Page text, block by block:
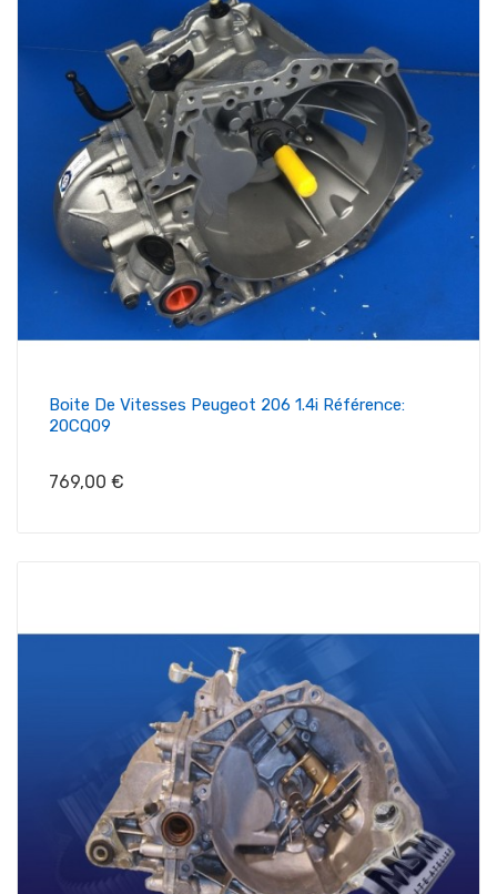
Boite De Vitesses Peugeot 206 1.4i Référence:
20CQ09
Prix
769,00 €